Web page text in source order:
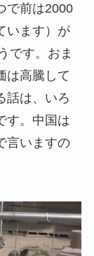
で前は2000
います）が
です。おま
は高騰して
話は、いろ
す。中国は
言いますの